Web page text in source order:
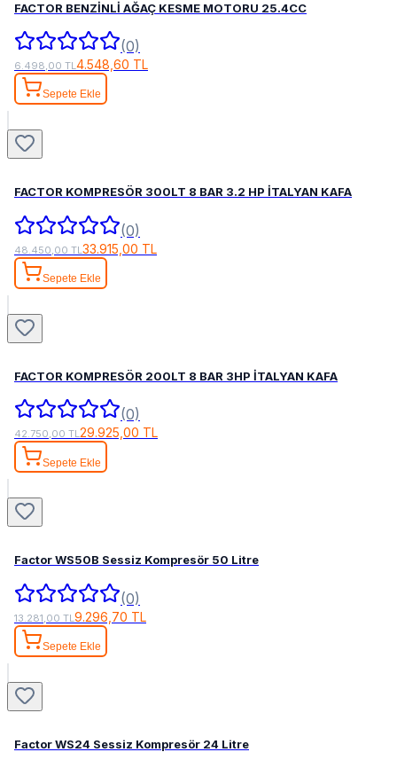
FACTOR BENZİNLİ AĞAÇ KESME MOTORU 25.4CC
(0)
6.498,00 TL4.548,60 TL
Sepete Ekle
FACTOR KOMPRESÖR 300LT 8 BAR 3.2 HP İTALYAN KAFA
(0)
48.450,00 TL 33.915,00 TL
Sepete Ekle
FACTOR KOMPRESÖR 200LT 8 BAR 3HP İTALYAN KAFA
(0)
42.750,00 TL29.925,00 TL
Sepete Ekle
Factor WS50B Sessiz Kompresör 50 Litre
(0)
13.281,00 TL 9.296,70 TL
Sepete Ekle
Factor WS24 Sessiz Kompresör 24 Litre